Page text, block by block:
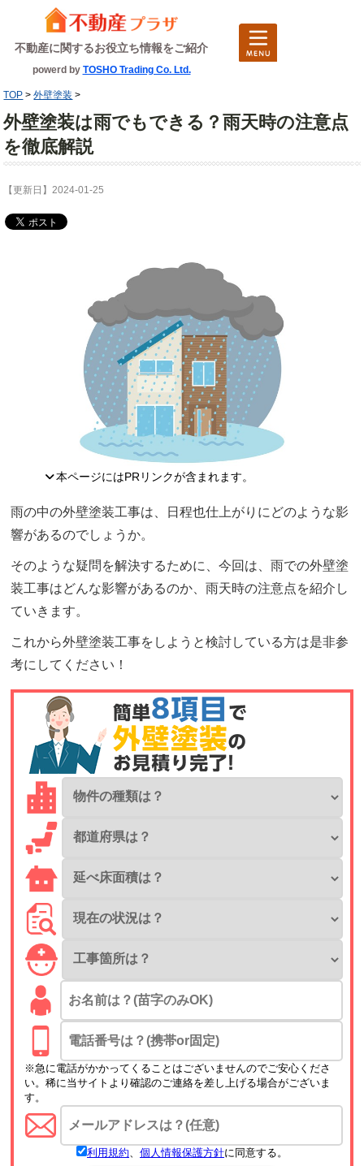
不動産に関するお役立ち情報をご紹介
powerd by TOSHO Trading Co. Ltd.
TOP >外壁塗装 >
外壁塗装は雨でもできる？雨天時の注意点
を徹底解説
【更新日】2024-01-25
本ページにはPRリンクが含まれます。
雨の中の外壁塗装工事は、日程也仕上がりにどのような影
響があるのでしょうか。
そのような疑問を解決するために、今回は、雨での外壁塗
装工事はどんな影響があるのか、雨天時の注意点を紹介し
ていきます。
これから外壁塗装工事をしようと検討している方は是非参
考にしてください！
※急に電話がかかってくることはございませんのでご安心くださ
い。稀に当サイトより確認のご連絡を差し上げる場合がございま
す。
利用規約 個人情報保護方針に同意する。